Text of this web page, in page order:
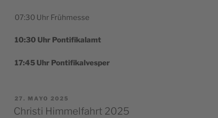
07:30 Uhr Frühmesse
10:30 Uhr Pontifikalamt
17:45 Uhr Pontifikalvesper
PUBLICADO
EL
27. MAYO 2025
Christi Himmelfahrt 2025